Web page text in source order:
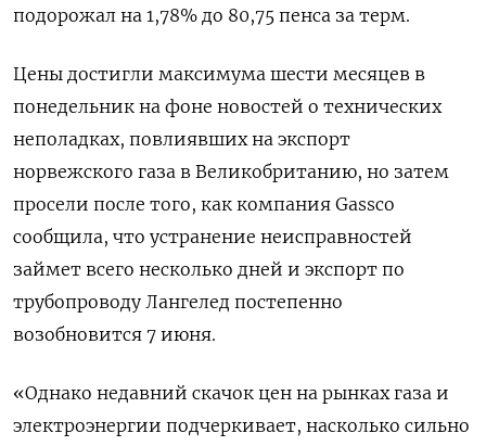
подорожал на 1,78% до 80,75 пенса за терм.
Цены достигли максимума шести месяцев в
понедельник на фоне новостей о технических
неполадках, повлиявших на экспорт
норвежского газа в Великобританию, но затем
просели после того, как компания Gassco
сообщила, что устранение неисправностей
займет всего несколько дней и экспорт по
трубопроводу Лангелед постепенно
возобновится 7 июня.
«Однако недавний скачок цен на рынках газа и
электроэнергии подчеркивает, насколько сильно